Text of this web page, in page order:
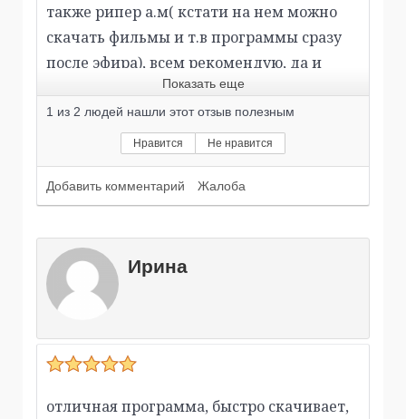
также рипер а.м( кстати на нем можно
скачать фильмы и т.в программы сразу
после эфира), всем рекомендую, да и
скорость скачивания не зависит от
вашего интернета,зависит сколько в сети
сидеров( которые вам отдают конттент
для скачивания ).
Показать еще
1 из 2 людей нашли этот отзыв полезным
Нравится Не нравится
Добавить комментарий Жалоба
Ирина
отличная программа, быстро скачивает,